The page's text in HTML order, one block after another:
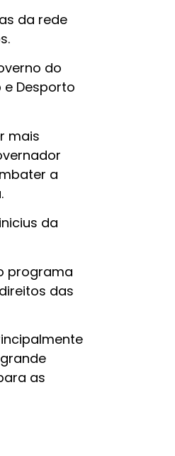
da rede
do
e Desporto
mais
a
da
programa
das
as